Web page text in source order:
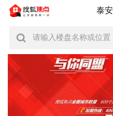
泰安
请输入楼盘名称或位置